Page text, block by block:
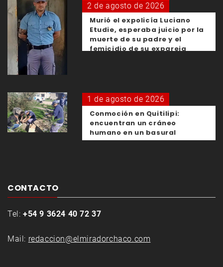
2 de agosto de 2026
Murió el expolicía Luciano
Etudie, esperaba juicio por la
muerte de su padre y el
femicidio de su expareja
1 de agosto de 2026
Conmoción en Quitilipi:
encuentran un cráneo
humano en un basural
CONTACTO
Tel: +54 9 3624 40 72 37
Mail: redaccion@elmiradorchaco.com